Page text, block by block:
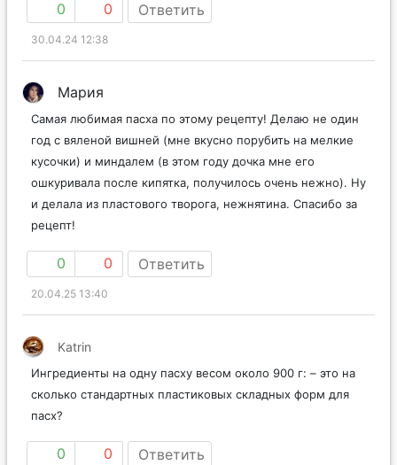
0 0 Ответить
30.04.24 12:38
Мария
Самая любимая пасха по этому рецепту! Делаю не один
год с вяленой вишней (мне вкусно порубить на мелкие
кусочки) и миндалем (в этом году дочка мне его
ошкуривала после кипятка, получилось очень нежно). Ну
и делала из пластового творога, нежнятина. Спасибо за
рецепт!
0 0 Ответить
20.04.25 13:40
Katrin
Ингредиенты на одну пасху весом около 900 г: – это на
сколько стандартных пластиковых складных форм для
пасх?
0 0 Ответить